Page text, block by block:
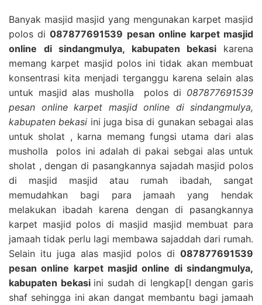
Banyak masjid masjid yang mengunakan karpet masjid
polos di087877691539 pesan online karpet masjid
online di sindangmulya, kabupaten bekasi karena
memang karpet masjid polos ini tidak akan membuat
konsentrasi kita menjadi terganggu karena selain alas
untuk masjid alas musholla polos di 087877691539
pesan online karpet masjid online di sindangmulya,
kabupaten bekasi ini juga bisa di gunakan sebagai alas
untuk sholat , karna memang fungsi utama dari alas
musholla polos ini adalah di pakai sebgai alas untuk
sholat , dengan di pasangkannya sajadah masjid polos
di masjid masjid atau rumah ibadah, sangat
memudahkan bagi para jamaah yang hendak
melakukan ibadah karena dengan di pasangkannya
karpet masjid polos di masjid masjid membuat para
jamaah tidak perlu lagi membawa sajaddah dari rumah.
Selain itu juga alas masjid polos di 087877691539
pesan online karpet masjid online di sindangmulya,
kabupaten bekasi ini sudah di lengkap[I dengan garis
shaf sehingga ini akan dangat membantu bagi jamaah